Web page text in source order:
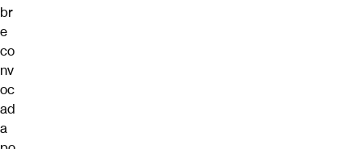
br
e
co
nv
oc
ad
a